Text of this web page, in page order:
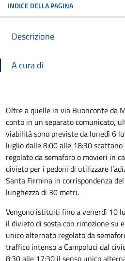
INDICE DELLA PAGINA
Descrizione
A cura di
Descrizione
Oltre a quelle in via Buonconte da
conto in un separato comunicato,
viabilità sono previste da lunedì 6
luglio dalle 8:00 alle 18:30
regolato da semaforo o movieri in
divieto per i pedoni di utilizzare
Santa Firmina in corrispondenza
lunghezza di 30 metri.
Vengono istituiti fino a venerdì 10
il divieto di sosta con rimozione su
unico alternato regolato da
traffico intenso a Campoluci dal
8:30 alle 17:30 il senso unico